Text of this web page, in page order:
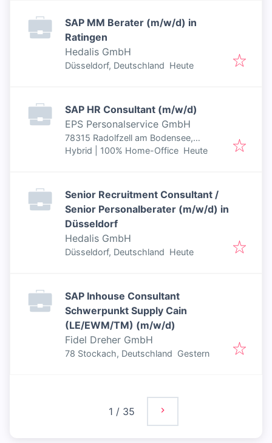
SAP MM Berater (m/w/d) in
Ratingen
Hedalis GmbH
Düsseldorf, Deutschland Veröffentlicht
Heute
SAP HR Consultant (m/w/d)
EPS Personalservice GmbH
78315 Radolfzell am Bodensee,
Deutschland
Hybrid | 100% Home-Office Veröffentlicht:
Heute
Senior Recruitment Consultant /
Senior Personalberater (m/w/d) in
Düsseldorf
Hedalis GmbH
Düsseldorf, Deutschland Veröffentlicht
Heute
SAP Inhouse Consultant
Schwerpunkt Supply Cain
(LE/EWM/TM) (m/w/d)
Fidel Dreher GmbH
78 Stockach, Deutschland Veröffentlicht
Gestern
1 / 35